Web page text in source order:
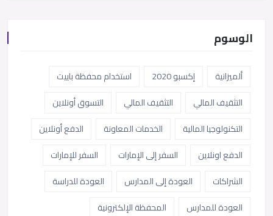
الوسوم
ألميزانية إكسبو 2020
استخدام محفظة باييت
التثقيف المالي
التثقيف المالي
التسوق أونلاين
التكنولوجيا المالية
الخدمات المعاونة
الدفع أونلاين
الدفع اونلاين
السفر إلى الإمارات
السفر للإمارات
الشراكات
العودة إلى المدارس
العودة للدراسة
العودة للمدارس
المحفظة الإلكترونية